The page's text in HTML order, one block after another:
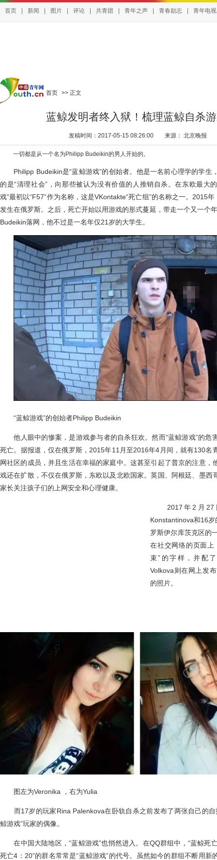
首页 新闻 图片 评论 共青团 青年之声 青春励志 青年电视
首页 >> 正文
蓝鲸发明者终入狱！梳理蓝鲸自杀
发稿时间：2017-05-15 08:26:00 来源： 北京晚报
一切都是从一个名为Philipp Budeikin的男人开始的。
Philipp Budeikin是“蓝鲸游戏”的创始者。他是一名前心理学的学生
的是“清理社会”，向那些被认为没有价值的人推销自杀。在东欧最大
戏”最初以“F57”作为名称，这是VKontakte“死亡组”的名称之一。2015
发生在俄罗斯。之后，死亡开始以用游戏的形式蔓延，带走一个又一个
Budeikin落网，他不过是一名年仅21岁的大学生。
“蓝鲸游戏”的创始者Philipp Budeikin
他人眼中的惨案，是游戏参与者的自杀狂欢。然而“蓝鲸游戏”的危
死亡。据报道，仅在俄罗斯，2015年11月至2016年4月间，就有130名
网社区的成员，并且生活在幸福的家庭中。这甚至引起了普京的注意，
戏还在扩散，不仅在俄罗斯，东欧以及北欧国家。英国、阿根廷、墨西
家长关注孩子们的上网安全和心理健康。
2017年2月27
Konstantinova和16
罗斯伊尔库茨克区的
在社交网络的页面上
束”的字样，并配
Volkova则在网上发
的照片。
图左为Veronika ，右为Yulia
而17岁的玩家Rina Palenkova在卧轨自杀之前发布了两张自己的自
鲸游戏”玩家的偶像。
在中国大陆地区，“蓝鲸游戏”也悄然进入。在QQ群组中，“蓝鲸死亡
死亡4：20”的群名常常是“蓝鲸游戏”的代号。虽然如今的群组不断用新